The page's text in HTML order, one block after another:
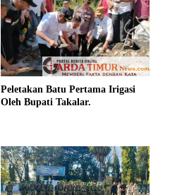
Peletakan Batu Pertama Irigasi
Oleh Bupati Takalar.